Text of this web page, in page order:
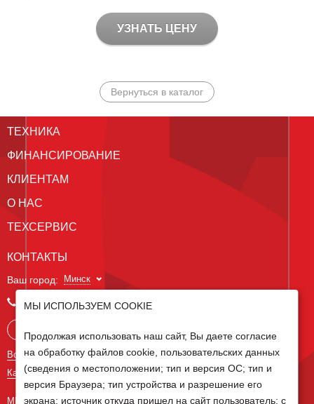
УЗНАТЬ ЦЕНУ
Вернуться в каталог
ТЕХНИКА
ФИНАНСИРОВАНИЕ
КЛИЕНТАМ
О НАС
ТЕХСЕРВИС
КОНТАКТЫ
Ваш город: Минск
+375 29 238 97 34
Все контакты
Карта сайта
МЫ В СОЦ СЕТЯХ
МЫ ИСПОЛЬЗУЕМ COOKIE
Продолжая использовать наш сайт, Вы даете согласие
на обработку файлов cookie, пользовательских данных
(сведения о местоположении; тип и версия ОС; тип и
версия Браузера; тип устройства и разрешение его
экрана; источник откуда пришел на сайт пользователь; с